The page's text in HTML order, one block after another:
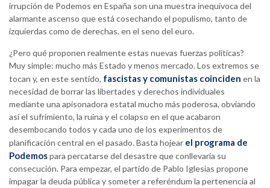
irrupción de Podemos en España son una muestra inequívoca del
alarmante ascenso que está cosechando el populismo, tanto de
izquierdas como de derechas, en el seno del euro.
¿Pero qué proponen realmente estas nuevas fuerzas políticas?
Muy simple: mucho más Estado y menos mercado. Los extremos se
tocan y, en este sentido, fascistas y comunistas coinciden en la
necesidad de borrar las libertades y derechos individuales
mediante una apisonadora estatal mucho más poderosa, obviando
así el sufrimiento, la ruina y el colapso en el que acabaron
desembocando todos y cada uno de los experimentos de
planificación central en el pasado. Basta hojear el programa de
Podemospara percatarse del desastre que conllevaría su
consecución. Para empezar, el partido de Pablo Iglesias propone
impagar la deuda pública y someter a referéndum la pertenencia al